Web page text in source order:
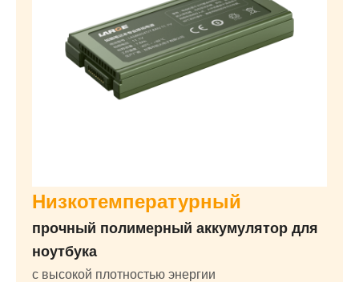
Низкотемпературный
прочный полимерный аккумулятор для
ноутбука
с высокой плотностью энергии